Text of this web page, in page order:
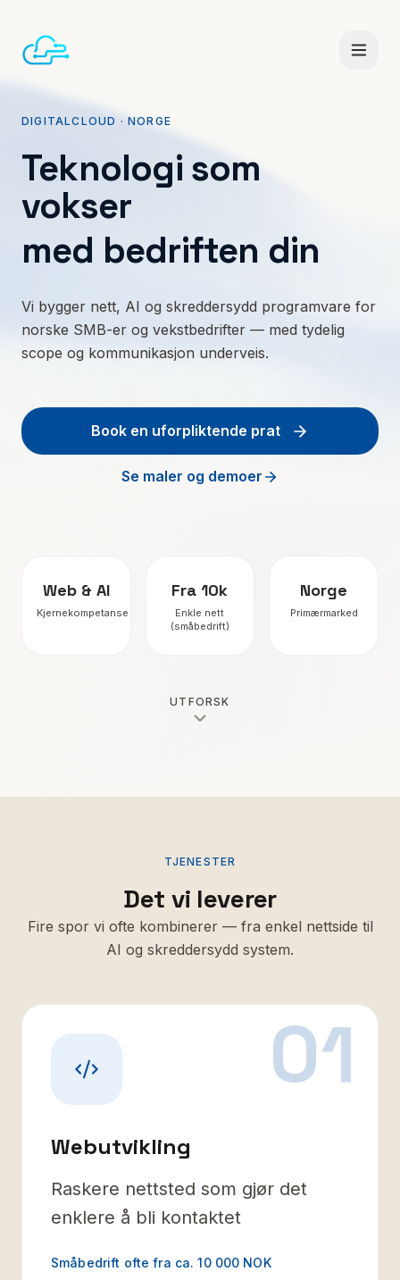
DIGITALCLOUD · NORGE
Teknologi som
vokser
med bedriften din
Vi bygger nett, AI og skreddersydd programvare for
norske SMB-er og vekstbedrifter — med tydelig
scope og kommunikasjon underveis.
Book en uforpliktende prat
Se maler og demoer
Web & AI
Kjernekompetanse
Fra 10k
Enkle nett
(småbedrift)
Norge
Primærmarked
UTFORSK
TJENESTER
Det vi leverer
Fire spor vi ofte kombinerer — fra enkel nettside til
AI og skreddersydd system.
01
Webutvikling
Raskere nettsted som gjør det
enklere å bli kontaktet
Småbedrift ofte fra ca. 10 000 NOK